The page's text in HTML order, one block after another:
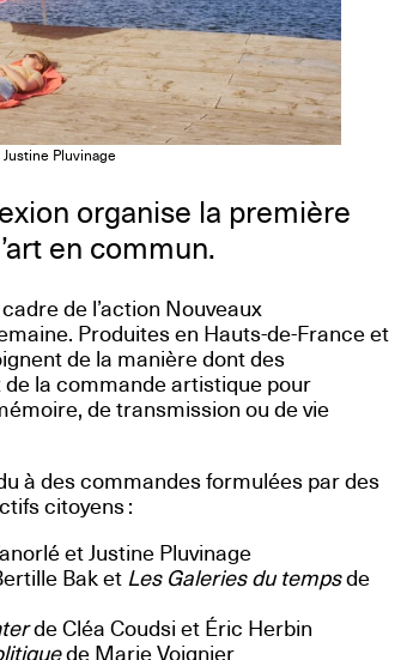
Pluvinage
organise la première
en commun.
de l’action Nouveaux
Produites en Hauts-de-France et
de la manière dont des
la commande artistique pour
de transmission ou de vie
à des commandes formulées par des
citoyens :
et Justine Pluvinage
Bak et Les Galeries du tempsde
de Cléa Coudsi et Éric Herbin
de Marie Voignier